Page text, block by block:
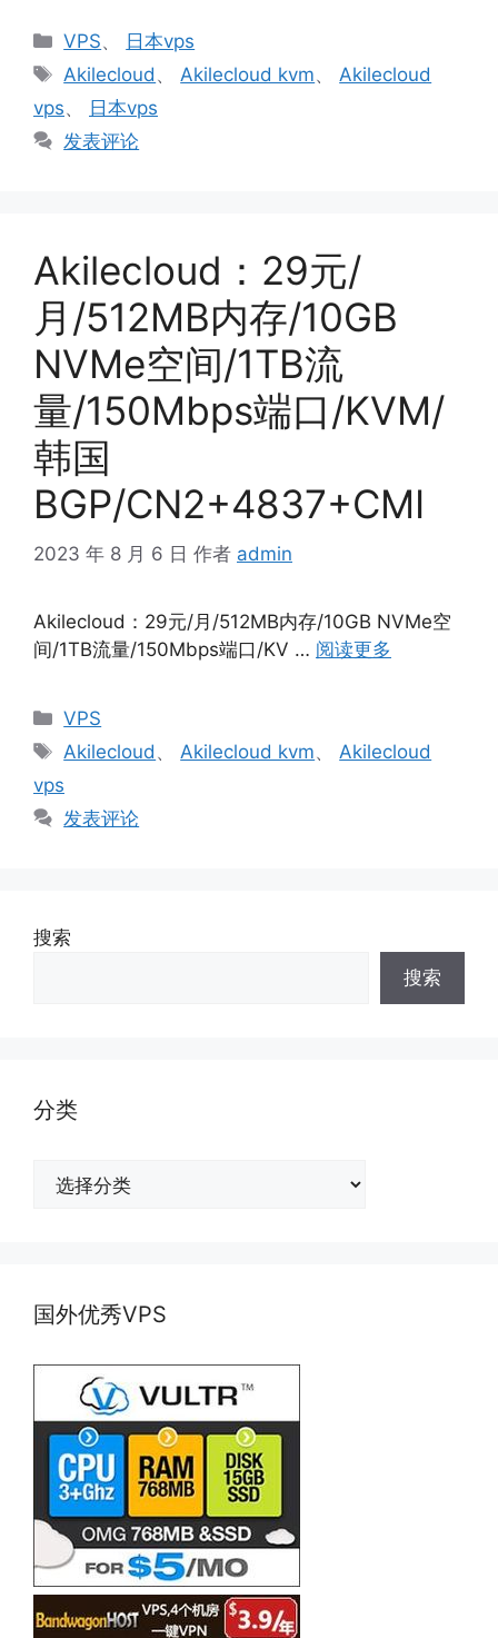
分
类
VPS、
日本vps
标
Akilecloud 、Akilecloud kvm、Akilecloud
vps、
日本vps
发表评论
Akilecloud：29元/
月/512MB内存/10GB
NVMe空间/1TB流
量/150Mbps端口/KVM/
韩国
BGP/CN2+4837+CMI
2023 年 8 月 6 日 作者 admin
Akilecloud：29元/月/512MB内存/10GB NVMe空
间/1TB流量/150Mbps端口/KV … 阅读更多
分
类
VPS
标
Akilecloud 、 Akilecloud kvm、 Akilecloud
vps
发表评论
搜索
搜索
分类
国外优秀VPS